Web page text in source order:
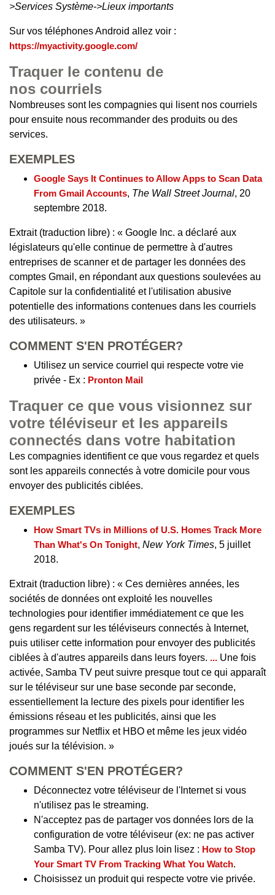
>Services Système->Lieux importants
Sur vos téléphones Android allez voir :
https://myactivity.google.com/
Traquer le contenu de
nos courriels
Nombreuses sont les compagnies qui lisent nos courriels
pour ensuite nous recommander des produits ou des
services.
EXEMPLES
Google Says It Continues to Allow Apps to Scan Data
From Gmail Accounts, The Wall Street Journal, 20
septembre 2018.
Extrait (traduction libre) : « Google Inc. a déclaré aux
législateurs qu'elle continue de permettre à d'autres
entreprises de scanner et de partager les données des
comptes Gmail, en répondant aux questions soulevées au
Capitole sur la confidentialité et l'utilisation abusive
potentielle des informations contenues dans les courriels
des utilisateurs. »
COMMENT S'EN PROTÉGER?
Utilisez un service courriel qui respecte votre vie
privée - Ex : Pronton Mail
Traquer ce que vous visionnez sur
votre téléviseur et les appareils
connectés dans votre habitation
Les compagnies identifient ce que vous regardez et quels
sont les appareils connectés à votre domicile pour vous
envoyer des publicités ciblées.
EXEMPLES
How Smart TVs in Millions of U.S. Homes Track More
Than What's On Tonight, New York Times, 5 juillet
2018.
Extrait (traduction libre) : « Ces dernières années, les
sociétés de données ont exploité les nouvelles
technologies pour identifier immédiatement ce que les
gens regardent sur les téléviseurs connectés à Internet,
puis utiliser cette information pour envoyer des publicités
ciblées à d'autres appareils dans leurs foyers. ... Une fois
activée, Samba TV peut suivre presque tout ce qui apparaît
sur le téléviseur sur une base seconde par seconde,
essentiellement la lecture des pixels pour identifier les
émissions réseau et les publicités, ainsi que les
programmes sur Netflix et HBO et même les jeux vidéo
joués sur la télévision. »
COMMENT S'EN PROTÉGER?
Déconnectez votre téléviseur de l'Internet si vous
n'utilisez pas le streaming.
N'acceptez pas de partager vos données lors de la
configuration de votre téléviseur (ex: ne pas activer
Samba TV). Pour allez plus loin lisez : How to Stop
Your Smart TV From Tracking What You Watch.
Choisissez un produit qui respecte votre vie privée.